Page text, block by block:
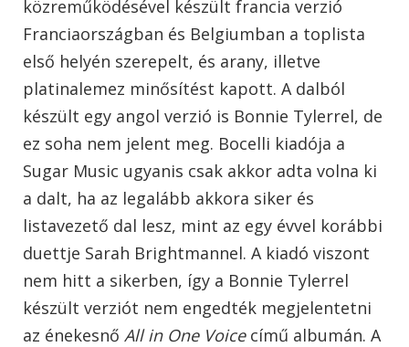
közreműködésével készült francia verzió
Franciaországban és Belgiumban a toplista
első helyén szerepelt, és arany, illetve
platinalemez minősítést kapott. A dalból
készült egy angol verzió is Bonnie Tylerrel, de
ez soha nem jelent meg. Bocelli kiadója a
Sugar Music ugyanis csak akkor adta volna ki
a dalt, ha az legalább akkora siker és
listavezető dal lesz, mint az egy évvel korábbi
duettje Sarah Brightmannel. A kiadó viszont
nem hitt a sikerben, így a Bonnie Tylerrel
készült verziót nem engedték megjelentetni
az énekesnő All in One Voicecímű albumán. A